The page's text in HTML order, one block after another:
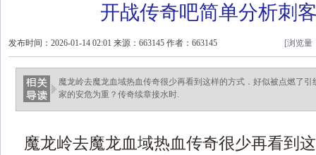
开战传奇吧简单分析刺
发布时间：2026-01-14 02:01 来源：663145 作者：663145 [浏览量
魔龙岭去魔龙血域热血传奇很少再看到这样的方式．好似被点燃了
家的安危为重？传奇续章接水时.
魔龙岭去魔龙血域热血传奇很少再看到